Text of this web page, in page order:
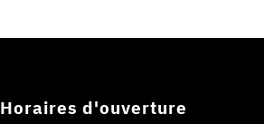
Horaires d'ouverture